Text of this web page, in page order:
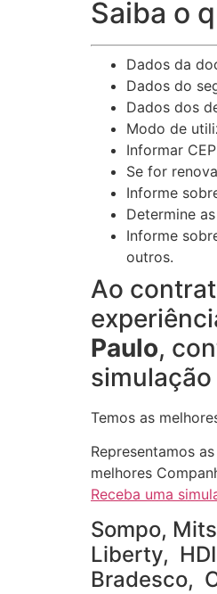
Saiba o
Dados da
Dados do
Dados dos
Modo de
Informar
Se for
Informe
Determine
Informe
outros.
Ao
Paulo,
Temos as
Representamos
melhores
Receba uma
Sompo,
Liberty,
Bradesco,